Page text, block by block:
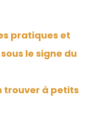
pratiques et
le signe du
trouver à petits